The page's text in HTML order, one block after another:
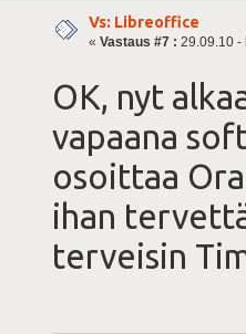
Vs: Libreoffice
« Vastaus #7 : 29.09.10 -
OK, nyt
vapaana
osoittaa
ihan
terveisin